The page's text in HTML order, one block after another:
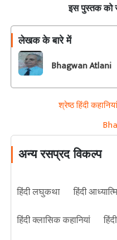
इस पुस्तक को
लेखक के बारे में
Bhagwan Atlani
श्रेष्ठ हिंदी कहानियां
अन्य रसप्रद विकल्प
हिंदी लघुकथा हिंदी
हिंदी क्लासिक कहानियां